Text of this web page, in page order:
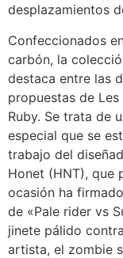
desplazamientos
Confeccionados
carbón, la
destaca entre las
propuestas de Les
Ruby. Se trata de
especial que se
trabajo del
Honet (HNT), que
ocasión ha
de «Pale rider vs
jinete pálido
artista, el zombie